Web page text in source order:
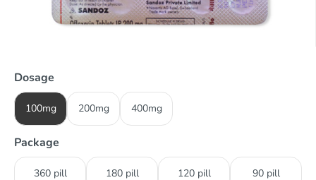
Dosage
100mg 200mg 400mg
Package
360 pill 180 pill 120 pill 90 pill